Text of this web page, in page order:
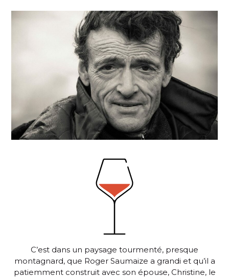
C’est dans un paysage tourmenté, presque
montagnard, que Roger Saumaize a grandi et qu’il a
patiemment construit avec son épouse, Christine, le